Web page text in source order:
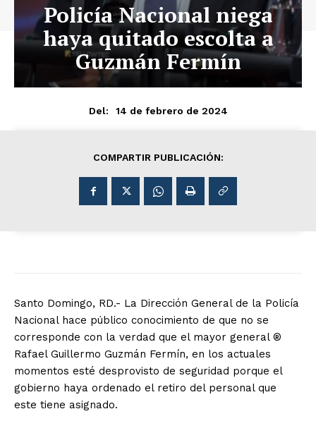
Policía Nacional niega
haya quitado escolta a
Guzmán Fermín
Del: 14 de febrero de 2024
COMPARTIR PUBLICACIÓN:
Santo Domingo, RD.- La Dirección General de la Policía
Nacional hace público conocimiento de que no se
corresponde con la verdad que el mayor general ®️
Rafael Guillermo Guzmán Fermín, en los actuales
momentos esté desprovisto de seguridad porque el
gobierno haya ordenado el retiro del personal que
este tiene asignado.